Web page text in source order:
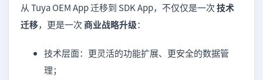
从 Tuya OEM App 迁移到 SDK App，不仅仅是一次技术
迁移，更是一次商业战略升级：
技术层面：更灵活的功能扩展、更安全的数据管
理；